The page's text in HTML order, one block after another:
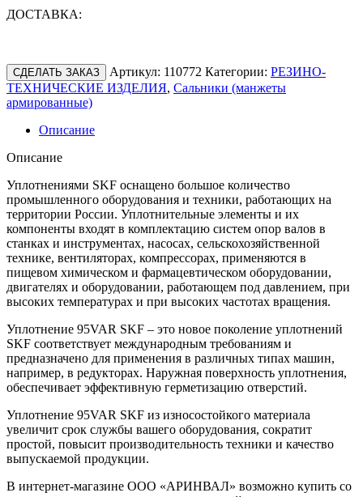
ДОСТАВКА:
СДЕЛАТЬ ЗАКАЗ Артикул: 110772 Категории: РЕЗИНО-
ТЕХНИЧЕСКИЕ ИЗДЕЛИЯ, Сальники (манжеты
армированные)
Описание
Описание
Уплотнениями SKF оснащено большое количество
промышленного оборудования и техники, работающих на
территории России. Уплотнительные элементы и их
компоненты входят в комплектацию систем опор валов в
станках и инструментах, насосах, сельскохозяйственной
технике, вентиляторах, компрессорах, применяются в
пищевом химическом и фармацевтическом оборудовании,
двигателях и оборудовании, работающем под давлением, при
высоких температурах и при высоких частотах вращения.
Уплотнение 95VAR SKF – это новое поколение уплотнений
SKF соответствует международным требованиям и
предназначено для применения в различных типах машин,
например, в редукторах. Наружная поверхность уплотнения,
обеспечивает эффективную герметизацию отверстий.
Уплотнение 95VAR SKF из износостойкого материала
увеличит срок службы вашего оборудования, сократит
простой, повысит производительность техники и качество
выпускаемой продукции.
В интернет-магазине ООО «АРИНВАЛ» возможно купить со